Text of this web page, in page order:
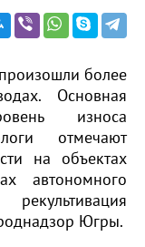
более
Основная
износа
отмечают
на объектах
автономного
Югры.